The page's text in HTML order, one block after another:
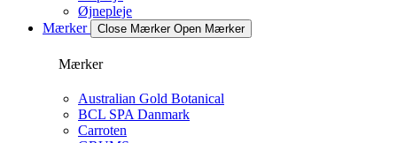
Øjnepleje
Mærker
Close Mærker Open Mærker
Mærker
Australian Gold Botanical
BCL SPA Danmark
Carroten